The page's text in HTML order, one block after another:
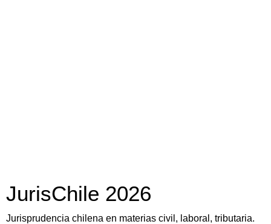
JurisChile 2026
Jurisprudencia chilena en materias civil, laboral, tributaria.